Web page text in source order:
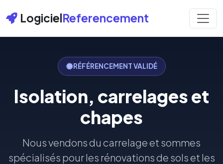
LogicielReferencement
RÉFÉRENCEMENT VALIDÉ
Isolation, carrelages et
chapes
Nous vendons du carrelage et sommes
spécialisés pour les rénovations de sols et les